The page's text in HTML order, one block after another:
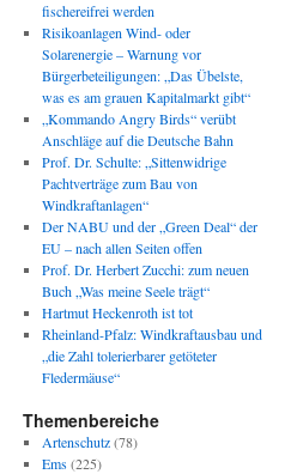
fischereifrei werden
Risikoanlagen Wind- oder
Solarenergie – Warnung vor
Bürgerbeteiligungen: „Das Übelste,
was es am grauen Kapitalmarkt gibt“
„Kommando Angry Birds“ verübt
Anschläge auf die Deutsche Bahn
Prof. Dr. Schulte: „Sittenwidrige
Pachtverträge zum Bau von
Windkraftanlagen“
Der NABU und der „Green Deal“ der
EU – nach allen Seiten offen
Prof. Dr. Herbert Zucchi: zum neuen
Buch „Was meine Seele trägt“
Hartmut Heckenroth ist tot
Rheinland-Pfalz: Windkraftausbau und
„die Zahl tolerierbarer getöteter
Fledermäuse“
Themenbereiche
Artenschutz(78)
Ems(225)